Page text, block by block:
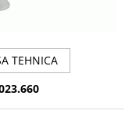
TEHNICA